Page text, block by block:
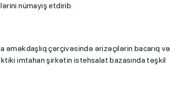
nümayiş etdirib.
əməkdaşlıq çərçivəsində ərizəçilərin bacarıq və
imtahan şirkətin istehsalat bazasında təşkil